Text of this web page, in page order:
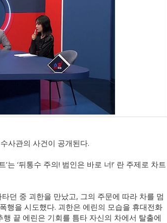
사관의 사건이 공개된다.
는 ‘뒤통수 주의! 범인은 바로 너!’ 란 주제로 차트
던 중 괴한을 만났고, 그의 주문에 따라 차를 멈
행을 시도했다. 괴한은 에린의 모습을 휴대전화
끝 에린은 기회를 틈타 자신의 차에서 탈출에